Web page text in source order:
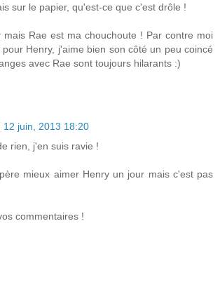
sur le papier, qu'est-ce que c'est drôle !
mais Rae est ma chouchoute ! Par contre moi
pour Henry, j'aime bien son côté un peu coincé
avec Rae sont toujours hilarants :)
12 juin, 2013 18:20
rien, j'en suis ravie !
mieux aimer Henry un jour mais c'est pas
commentaires !